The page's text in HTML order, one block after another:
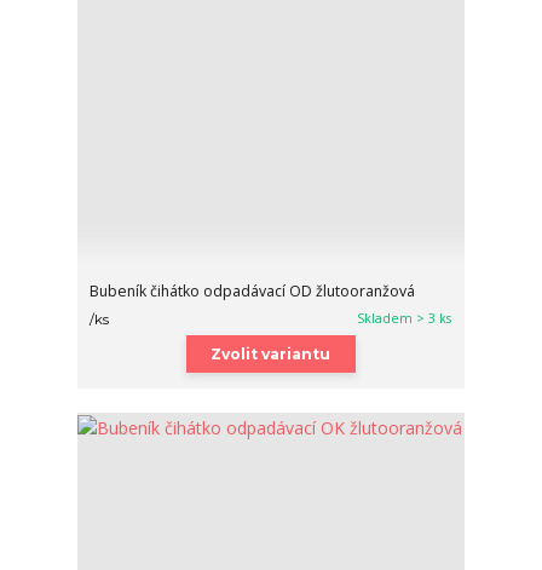
Bubeník čihátko odpadávací OD žlutooranžová
/ks Skladem > 3 ks
Zvolit variantu